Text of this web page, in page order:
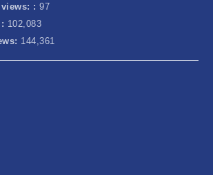
views: :97
102,083
144,361